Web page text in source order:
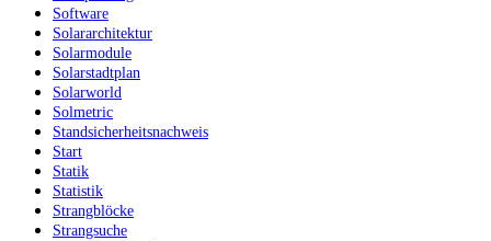
Software
Solararchitektur
Solarmodule
Solarstadtplan
Solarworld
Solmetric
Standsicherheitsnachweis
Start
Statik
Statistik
Strangblöcke
Strangsuche